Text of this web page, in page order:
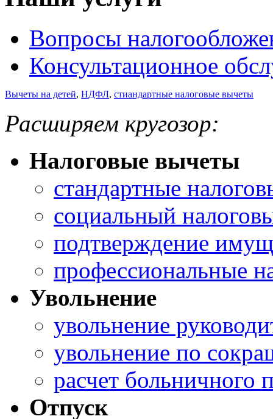
Вопросы
Консультационное
Вычеты на детей, НДФЛ, стиандартные налоговые вычеты
Расширяем кругозор:
Налоговые вычеты
стандартные
социальный
подтверждение
профессиональные
Увольнение
увольнение
увольнение по
расчет больничного
Отпуск